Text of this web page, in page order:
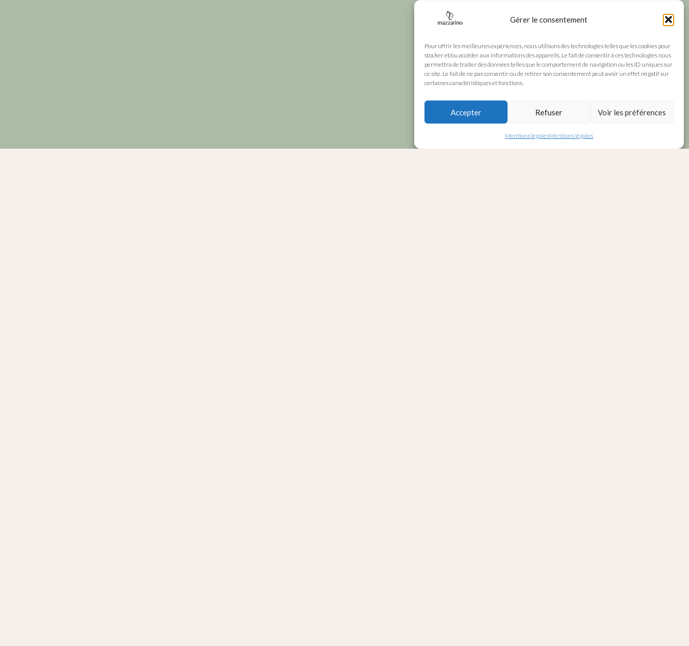
Gérer le consentement
Pour offrir les meilleures expériences, nous utilisons des technologies telles que les cookies pour
stocker et/ou accéder aux informations des appareils. Le fait de consentir à ces technologies nous
permettra de traiter des données telles que le comportement de navigation ou les ID uniques sur
ce site. Le fait de ne pas consentir ou de retirer son consentement peut avoir un effet négatif sur
certaines caractéristiques et fonctions.
Accepter Refuser Voir les préférences
Mentions légalesMentions légales